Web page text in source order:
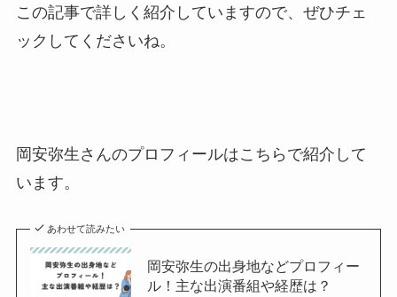
この記事で詳しく紹介していますので、ぜひチェ
ックしてくださいね。
岡安弥生さんのプロフィールはこちらで紹介して
います。
あわせて読みたい
岡安弥生の出身地などプロフィー
ル！主な出演番組や経歴は？